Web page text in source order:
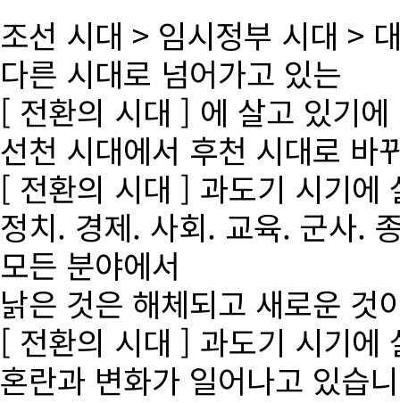
조선 시대 > 임시정부 시대 >
다른 시대로 넘어가고 있는
[ 전환의 시대 ] 에 살고 있기에
선천 시대에서 후천 시대로 바
[ 전환의 시대 ] 과도기 시기에
정치. 경제. 사회. 교육. 군사.
모든 분야에서
낡은 것은 해체되고 새로운 것
[ 전환의 시대 ] 과도기 시기에
혼란과 변화가 일어나고 있습